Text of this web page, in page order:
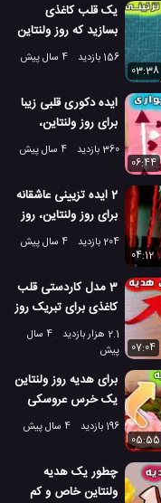
یک قلب کاغذی
بسازید که روز ولنتاین
شما را خاص تر کند
156 بازدید
4 سال پیش
03:38
ایده دکوری قلبی زیبا
برای روز ولنتاین،
مراسم و جشن ها
360 بازدید
4 سال پیش
06:44
2 ایده تزیینی عاشقانه
برای روز ولنتاین، روز
جهانی عشق
204 بازدید
4 سال پیش
04:12
3 مدل کاردستی قلب
کاغذی برای تبریک روز
ولنتاین
2.1 هزار بازدید
4 سال
پیش
07:04
برای هدیه روز ولنتاین
یک خرس عروسکی
جالب بسازید
196 بازدید
4 سال پیش
05:55
چطور یک هدیه
ولنتاین خاص و کم